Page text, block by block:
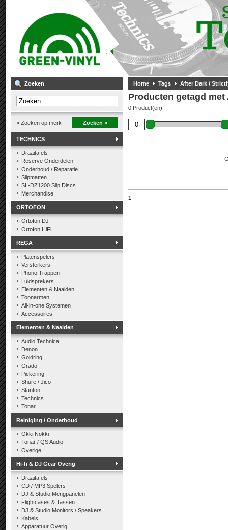
Zoeken
» Zoeken op merk Zoeken »
TECHNICS
Draaitafels
Reserve Onderdelen
Onderhoud / Reparatie
Slipmatten
SL-DZ1200 Slip Discs
Merchandise
ORTOFON
Ortofon DJ
Ortofon HiFi
REGA
Platenspelers
Versterkers
Phono Trappen
Luidsprekers
Elementen & Naalden
Toonarmen
All-in-one Systemen
Accessoires
Elementen & Naalden
Audio Technica
Denon
Goldring
Grado
Pickering
Shure / Jico
Stanton
Technics
Tonar
Reiniging / Onderhoud
Okki Nokki
Tonar / QS Audio
Overige
Hi-fi & DJ Gear Overig
Draaitafels
CD / MP3 Spelers
DJ & Studio Mengpanelen
Flightcases & Tassen
DJ & Studio Monitors / Speakers
Kabels
Apparatuur Overig
Home Tags After Dark /
Producten getagd
0 Product(en)
1